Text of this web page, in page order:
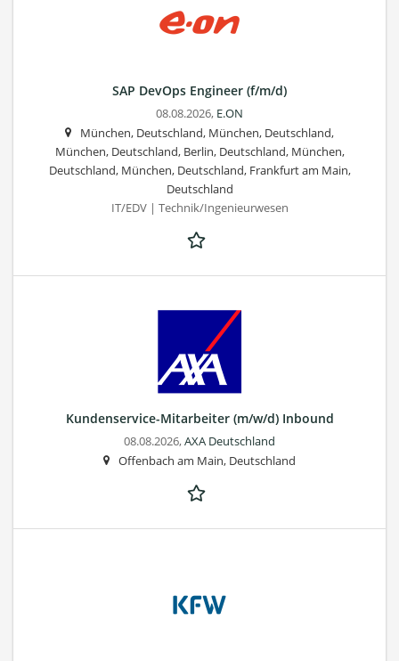
SAP DevOps Engineer (f/m/d)
08.08.2026, E.ON
München, Deutschland, München, Deutschland,
München, Deutschland, Berlin, Deutschland, München,
Deutschland, München, Deutschland, Frankfurt am Main,
Deutschland
IT/EDV | Technik/Ingenieurwesen
Kundenservice-Mitarbeiter (m/w/d) Inbound
08.08.2026,AXA Deutschland
Offenbach am Main, Deutschland